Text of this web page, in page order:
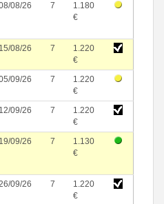
08/26 7
1.180
€
15/08/26 7
1.220
€
09/26 7
1.220
€
12/09/26 7
1.220
€
19/09/26 7
1.130
€
09/26 7
1.220
€